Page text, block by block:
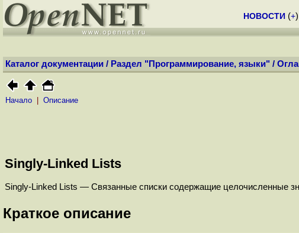
НОВОСТИ (+)
Каталог документации / Раздел "Программирование, языки" /
Начало Описание
Singly-Linked Lists
Singly-Linked Lists — Связанные списки содержащие целочисленные
Краткое описание